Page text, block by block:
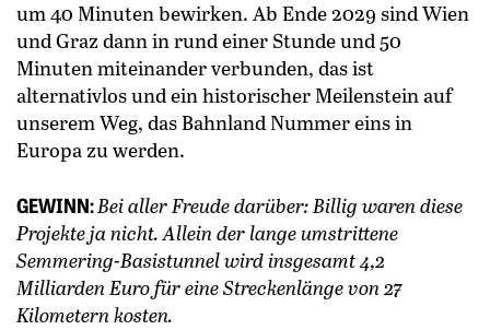
um 40 Minuten bewirken. Ab Ende 2029 sind Wien
und Graz dann in rund einer Stunde und 50
Minuten miteinander verbunden, das ist
alternativlos und ein historischer Meilenstein auf
unserem Weg, das Bahnland Nummer eins in
Europa zu werden.
GEWINN:Bei aller Freude darüber: Billig waren diese
Projekte ja nicht. Allein der lange umstrittene
Semmering-Basistunnel wird insgesamt 4,2
Milliarden Euro für eine Streckenlänge von 27
Kilometern kosten.